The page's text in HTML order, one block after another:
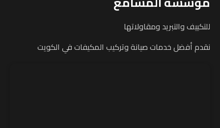
للتكييف والتبريد ومقاولاتها
نقدم أفضل خدمات صيانة وتركيب المكيفات في الكويت